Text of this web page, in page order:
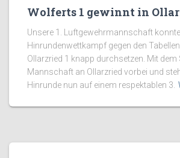
Wolferts 1 gewinnt in
Unsere 1. Luftgewehrmannschaft
Hinrundenwettkampf gegen den
Ollarzried 1 knapp durchsetzen. Mit dem
Mannschaft an Ollarzried vorbei und
Hinrunde nun auf einem respektablen 3.